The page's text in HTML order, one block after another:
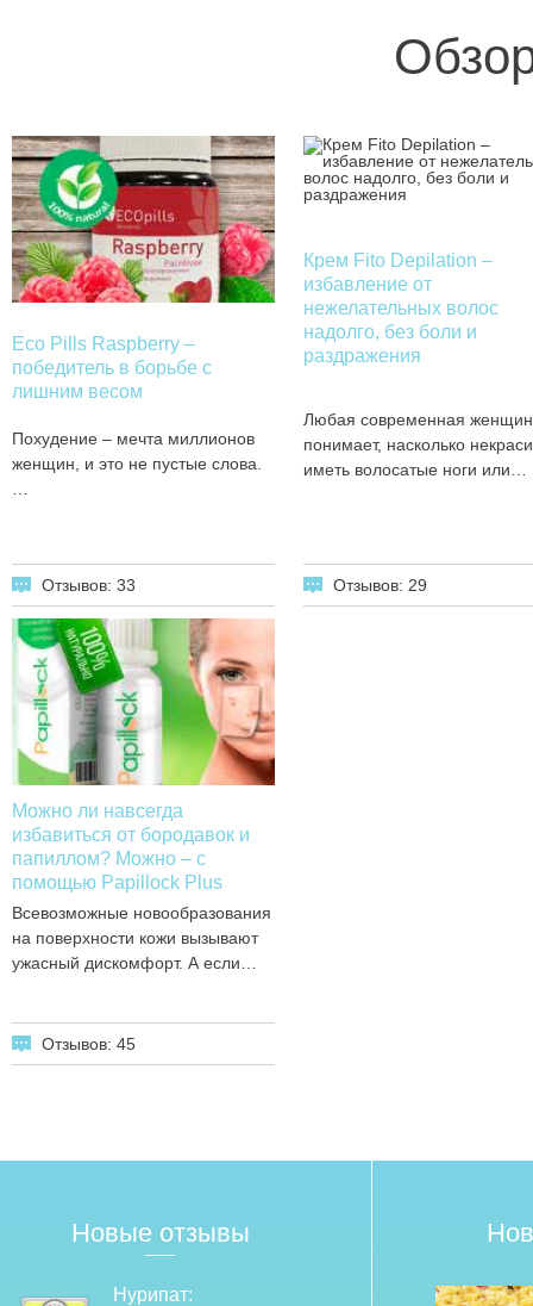
Eco Pills Raspberry –
победитель в борьбе с
лишним весом
Похудение – мечта миллионов
женщин, и это не пустые слова.
Отзывов: 33
Крем Fito Depilation –
избавление от
нежелательных волос
надолго, без боли и
раздражения
Любая современная
понимает, насколько
иметь волосатые ноги или…
Отзывов: 29
Можно ли навсегда
избавиться от бородавок и
папиллом? Можно – с
помощью Papillock Plus
Всевозможные новообразования
на поверхности кожи вызывают
ужасный дискомфорт. А если…
Отзывов: 45
Новые отзывы
Нурипат: